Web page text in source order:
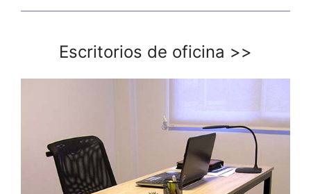
Escritorios de oficina >>